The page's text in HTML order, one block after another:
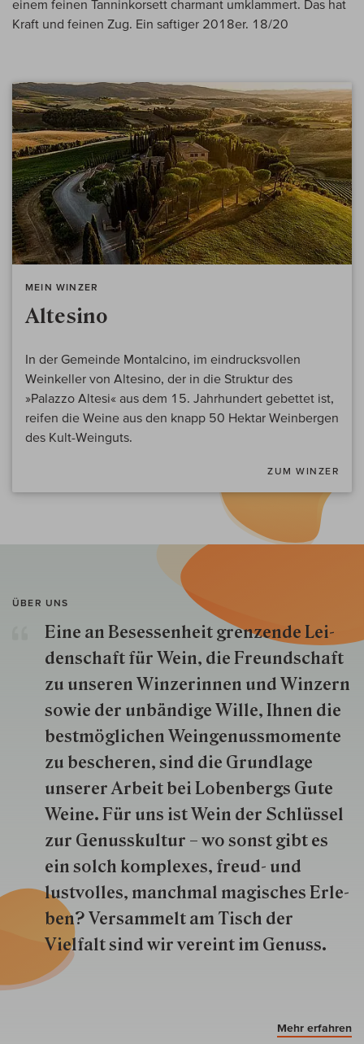
einem feinen Tanninkorsett charmant umklammert. Das hat
Kraft und feinen Zug. Ein saftiger 2018er. 18/20
MEIN WINZER
Altesino
In der Gemeinde Montalcino, im eindrucksvollen
Weinkeller von Altesino, der in die Struktur des
»Palazzo Altesi« aus dem 15. Jahrhundert gebettet ist,
reifen die Weine aus den knapp 50 Hektar Weinbergen
des Kult-Weinguts.
ZUM WINZER
ÜBER UNS
Eine an Besessenheit gren­zende Lei­
den­schaft für Wein, die Freund­schaft
zu unseren Win­zer­innen und Win­zern
so­wie der un­bän­dige Wille, Ihnen die
best­mög­lich­en Wein­genuss­momente
zu besche­ren, sind die Grund­lage
unserer Arbeit bei Lobenbergs Gute
Weine. Für uns ist Wein der Schlüs­sel
zur Genuss­kultur – wo sonst gibt es
ein solch kom­plexes, freud- und
lustvolles, manchmal ma­gisch­es Er­le­
ben? Versammelt am Tisch der
Vielfalt sind wir ver­eint im Genuss.
Mehr erfahren